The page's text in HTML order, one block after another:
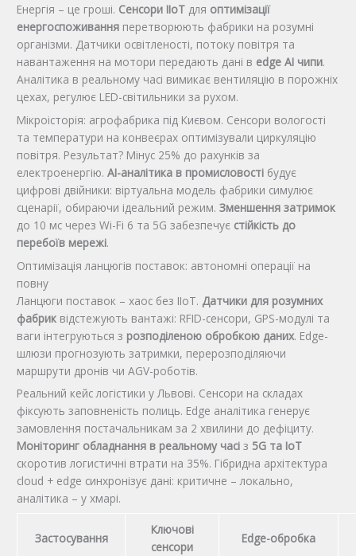
Енергія – це гроші. Сенсори IIoT для оптимізації
енергоспоживання перетворюють фабрики на розумні
організми. Датчики освітленості, потоку повітря та
навантаження на мотори передають дані в edge AI чипи.
Аналітика в реальному часі вимикає вентиляцію в порожніх
цехах, регулює LED-світильники за рухом.
Мікроісторія: агрофабрика під Києвом. Сенсори вологості
та температури на конвеєрах оптимізували циркуляцію
повітря. Результат? Мінус 25% до рахунків за
електроенергію.AI-аналітика в промисловості будує
цифрові двійники: віртуальна модель фабрики симулює
сценарії, обираючи ідеальний режим.Зменшення затримок
до 10 мс через Wi-Fi 6 та 5G забезпечує стійкість до
перебоїв мережі.
Оптимізація ланцюгів поставок: автономні операції на
повну
Ланцюги поставок – хаос без IIoT. Датчики для розумних
фабрик відстежують вантажі: RFID-сенсори, GPS-модулі та
ваги інтегруються з розподіленою обробкою даних. Edge-
шлюзи прогнозують затримки, перерозподіляючи
маршрути дронів чи AGV-роботів.
Реальний кейс логістики у Львові. Сенсори на складах
фіксують заповненість полиць. Edge аналітика генерує
замовлення постачальникам за 2 хвилини до дефіциту.
Моніторинг обладнання в реальному часі з 5G та IoT
скоротив логистичні втрати на 35%. Гібридна архітектура
cloud + edge синхронізує дані: критичне – локально,
аналітика – у хмарі.
Застосування
Ключові
сенсори
Edge-обробка